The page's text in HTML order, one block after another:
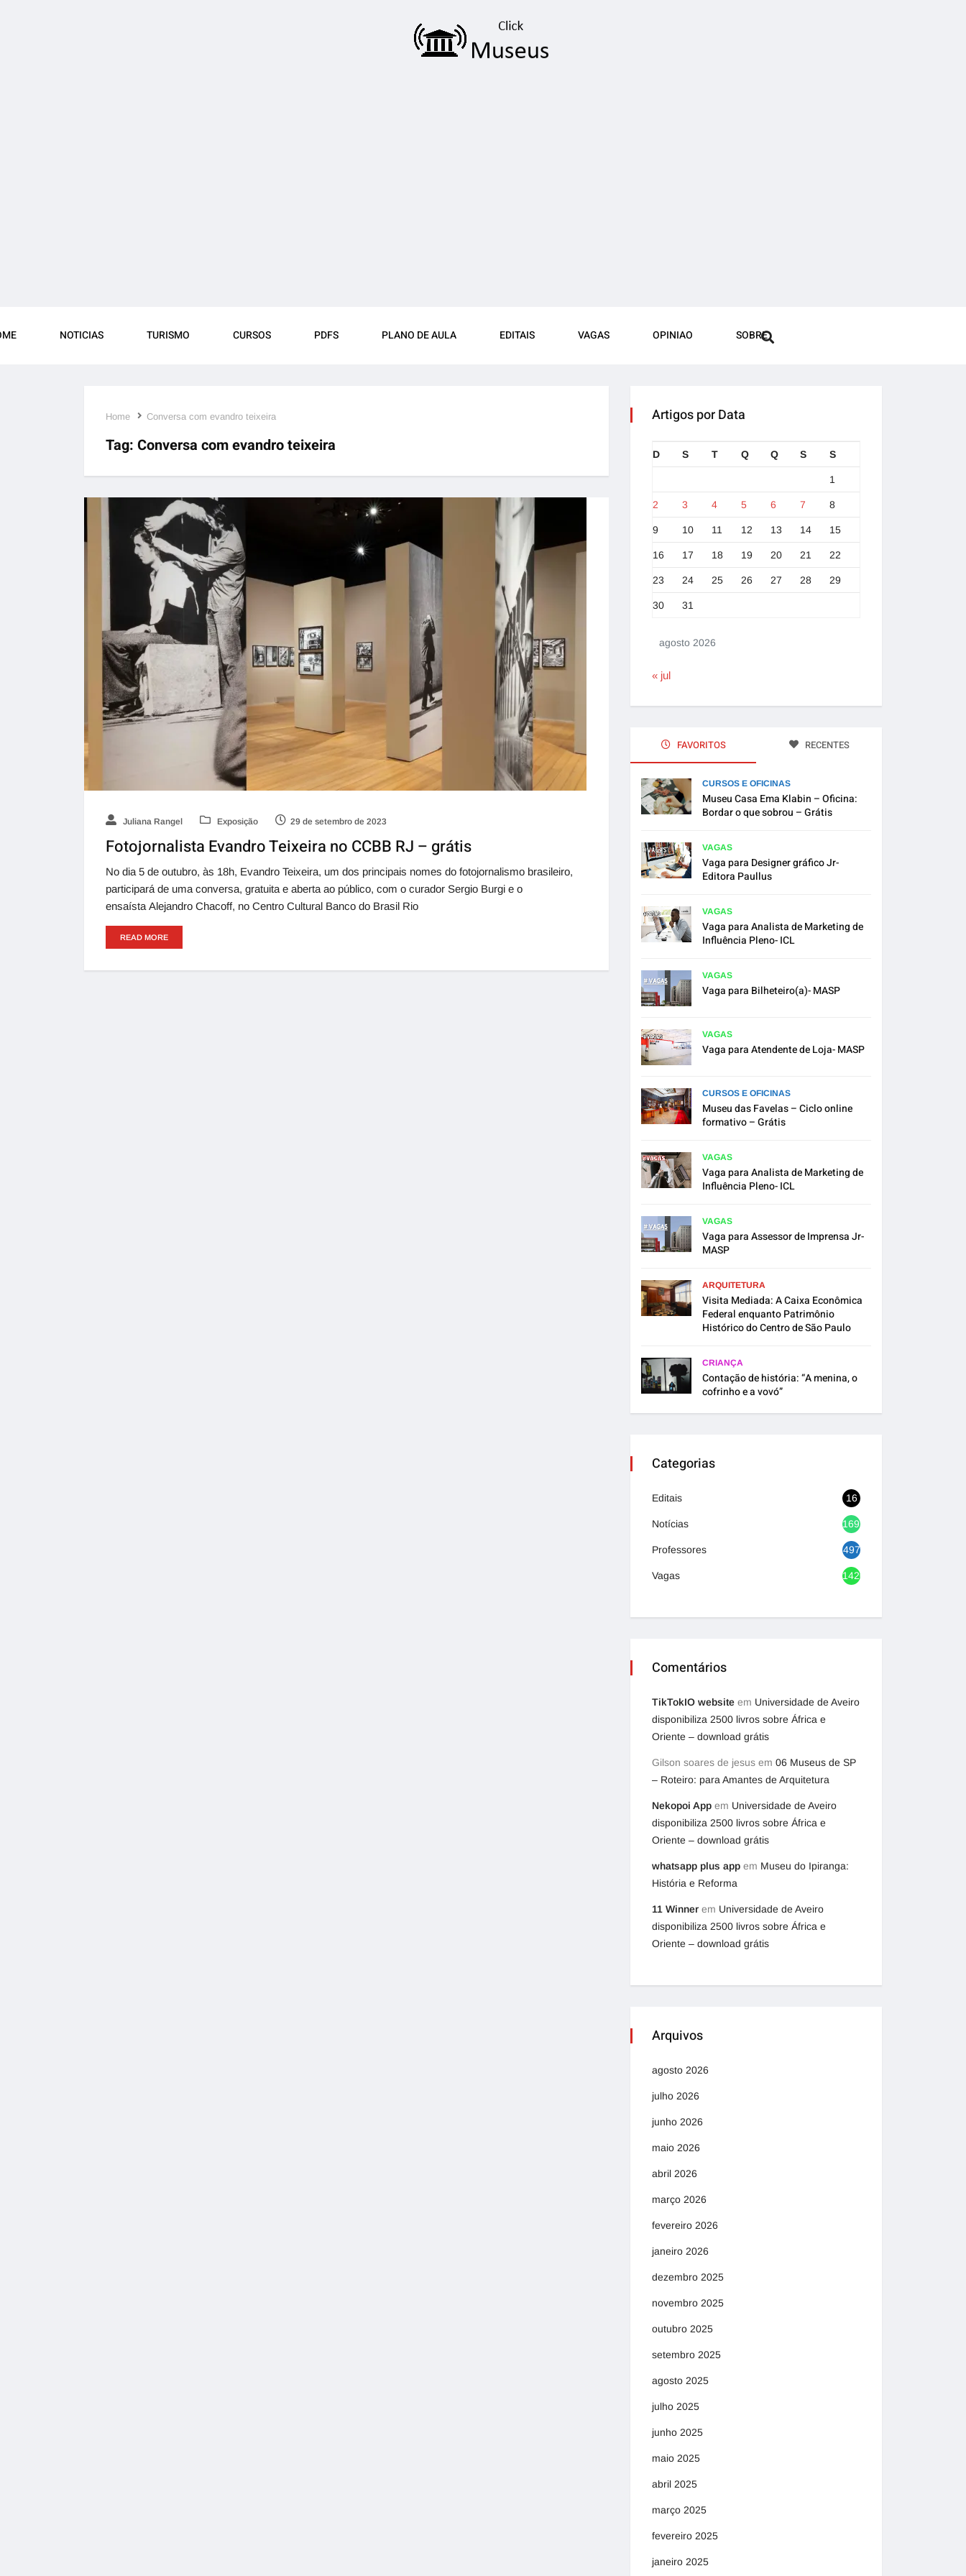
NOTICIAS TURISMO CURSOS PDFS PLANO DE AULA EDITAIS VAGAS OPINIAO SOBRE
Home Conversa com evandro teixeira
Tag: Conversa com evandro teixeira
Juliana Rangel Exposição 29 de setembro de 2023
Fotojornalista Evandro Teixeira no CCBB RJ – grátis
No dia 5 de outubro, às 18h, Evandro Teixeira, um dos principais nomes do fotojornalismo brasileiro,
participará de uma conversa, gratuita e aberta ao público, com o curador Sergio Burgi e o
ensaísta Alejandro Chacoff, no Centro Cultural Banco do Brasil Rio
READ MORE
Artigos por Data
agosto 2026
D S T Q Q S S
1
2 3 4 5 6 7 8
9 10 11 12 13 14 15
16 17 18 19 20 21 22
23 24 25 26 27 28 29
30 31
« jul
FAVORITOS RECENTES
CURSOS E OFICINAS
Museu Casa Ema Klabin – Oficina:
Bordar o que sobrou – Grátis
VAGAS
Vaga para Designer gráfico Jr-
Editora Paullus
VAGAS
Vaga para Analista de Marketing de
Influência Pleno- ICL
VAGAS
Vaga para Bilheteiro(a)- MASP
VAGAS
Vaga para Atendente de Loja- MASP
CURSOS E OFICINAS
Museu das Favelas – Ciclo online
formativo – Grátis
VAGAS
Vaga para Analista de Marketing de
Influência Pleno- ICL
VAGAS
Vaga para Assessor de Imprensa Jr-
MASP
ARQUITETURA
Visita Mediada: A Caixa Econômica
Federal enquanto Patrimônio
Histórico do Centro de São Paulo
CRIANÇA
Contação de história: “A menina, o
cofrinho e a vovó”
Categorias
Editais 16
Notícias 1692
Professores 497
Vagas 1420
Comentários
TikTokIO website em Universidade de Aveiro
disponibiliza 2500 livros sobre África e
Oriente – download grátis
Gilson soares de jesus em 06 Museus de SP
– Roteiro: para Amantes de Arquitetura
Nekopoi App em Universidade de Aveiro
disponibiliza 2500 livros sobre África e
Oriente – download grátis
whatsapp plus app em Museu do Ipiranga:
História e Reforma
11 Winner em Universidade de Aveiro
disponibiliza 2500 livros sobre África e
Oriente – download grátis
Arquivos
agosto 2026
julho 2026
junho 2026
maio 2026
abril 2026
março 2026
fevereiro 2026
janeiro 2026
dezembro 2025
novembro 2025
outubro 2025
setembro 2025
agosto 2025
julho 2025
junho 2025
maio 2025
abril 2025
março 2025
fevereiro 2025
janeiro 2025